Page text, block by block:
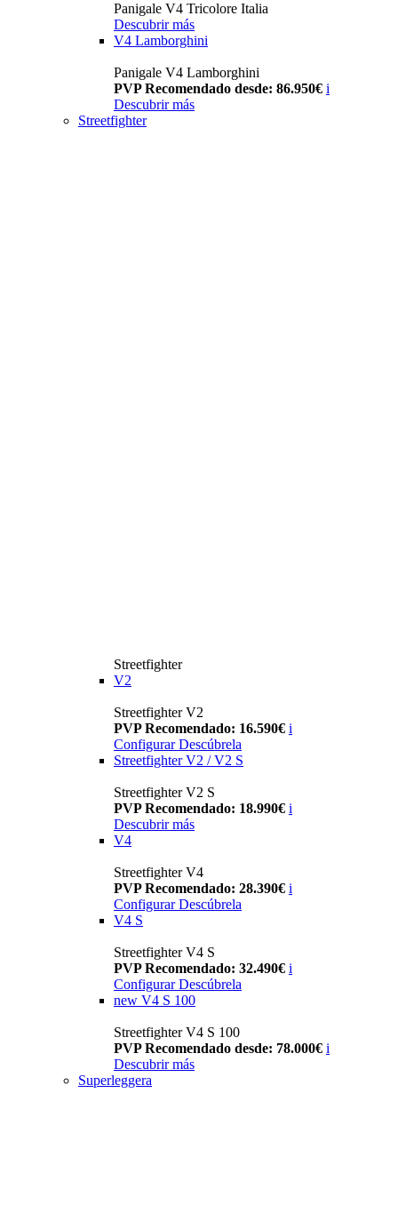
Panigale V4 Tricolore Italia
Descubrir más
V4 Lamborghini
Panigale V4 Lamborghini
PVP Recomendado desde: 86.950€ i
Descubrir más
Streetfighter
Streetfighter
V2
Streetfighter V2
PVP Recomendado: 16.590€ i
Configurar Descúbrela
Streetfighter V2 / V2 S
Streetfighter V2 S
PVP Recomendado: 18.990€ i
Descubrir más
V4
Streetfighter V4
PVP Recomendado: 28.390€ i
Configurar Descúbrela
V4 S
Streetfighter V4 S
PVP Recomendado: 32.490€ i
Configurar Descúbrela
new V4 S 100
Streetfighter V4 S 100
PVP Recomendado desde: 78.000€ i
Descubrir más
Superleggera